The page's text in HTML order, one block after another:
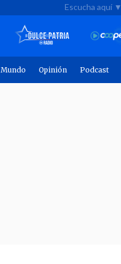
Escucha aquí ▼
Mundo Opinión Podcast